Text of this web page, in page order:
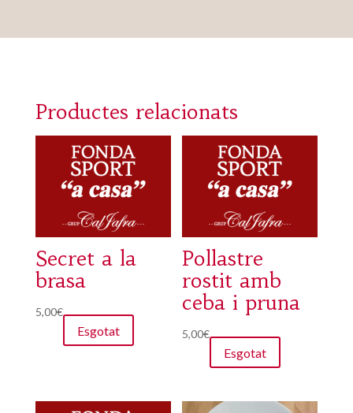
Productes relacionats
Secret a la
brasa
5,00€
Esgotat
Pollastre
rostit amb
ceba i pruna
5,00€
Esgotat